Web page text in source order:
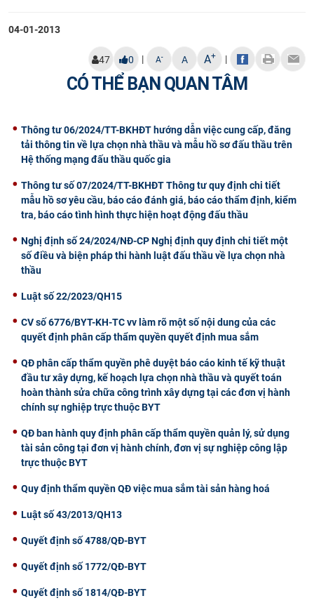
04-01-2013
47 0 | A- A A+ |
CÓ THỂ BẠN QUAN TÂM
Thông tư 06/2024/TT-BKHĐT hướng dẫn việc cung cấp, đăng
tải thông tin về lựa chọn nhà thầu và mẫu hồ sơ đấu thầu trên
Hệ thống mạng đấu thầu quốc gia
Thông tư số 07/2024/TT-BKHĐT Thông tư quy định chi tiết
mẫu hồ sơ yêu cầu, báo cáo đánh giá, báo cáo thẩm định, kiểm
tra, báo cáo tình hình thực hiện hoạt động đấu thầu
Nghị định số 24/2024/NĐ-CP Nghị định quy định chi tiết một
số điều và biện pháp thi hành luật đấu thầu về lựa chọn nhà
thầu
Luật số 22/2023/QH15
CV số 6776/BYT-KH-TC vv làm rõ một số nội dung của các
quyết định phân cấp thẩm quyền quyết định mua sắm
QĐ phân cấp thẩm quyền phê duyệt báo cáo kinh tế kỹ thuật
đầu tư xây dựng, kế hoạch lựa chọn nhà thầu và quyết toán
hoàn thành sửa chữa công trình xây dựng tại các đơn vị hành
chính sự nghiệp trực thuộc BYT
QĐ ban hành quy định phân cấp thẩm quyền quản lý, sử dụng
tài sản công tại đơn vị hành chính, đơn vị sự nghiệp công lập
trực thuộc BYT
Quy định thẩm quyền QĐ việc mua sắm tài sản hàng hoá
Luật số 43/2013/QH13
Quyết định số 4788/QĐ-BYT
Quyết định số 1772/QĐ-BYT
Quyết định số 1814/QĐ-BYT